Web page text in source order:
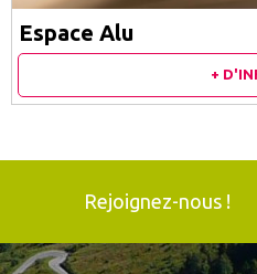
Espace Alu
+
Rejoignez-nous !